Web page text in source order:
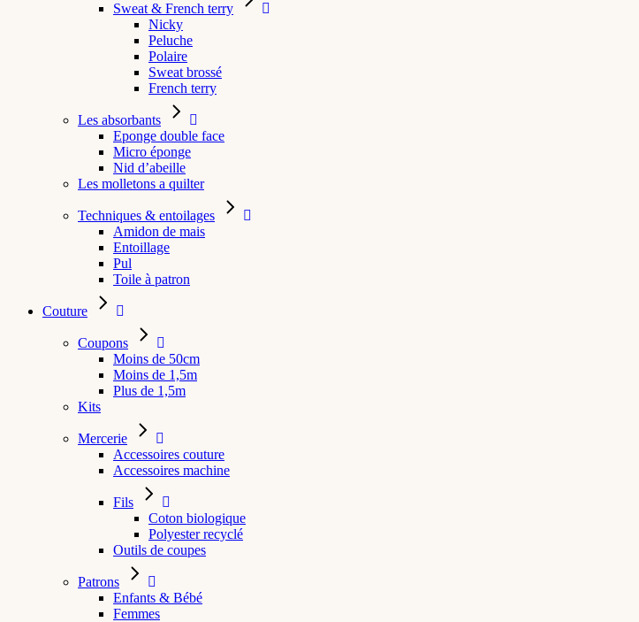
Sweat & French terry
Nicky
Peluche
Polaire
Sweat brossé
French terry
Les absorbants
Eponge double face
Micro éponge
Nid d’abeille
Les molletons a quilter
Techniques & entoilages
Amidon de mais
Entoillage
Pul
Toile à patron
Couture
Coupons
Moins de 50cm
Moins de 1,5m
Plus de 1,5m
Kits
Mercerie
Accessoires couture
Accessoires machine
Fils
Coton biologique
Polyester recyclé
Outils de coupes
Patrons
Enfants & Bébé
Femmes